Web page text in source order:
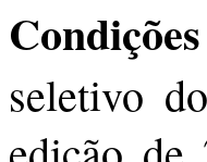
seletivo